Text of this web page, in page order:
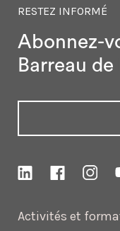
Activités et
RESTEZ INFORMÉ
Abonnez-
Barreau de